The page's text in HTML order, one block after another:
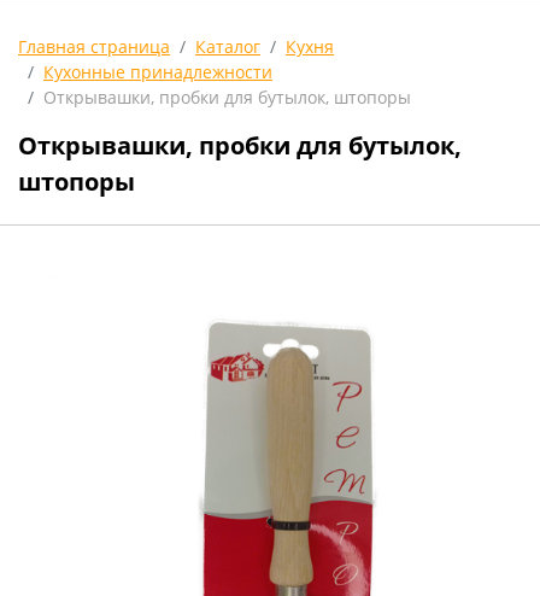
Главная страница Каталог
Кухня
Кухонные принадлежности
Открывашки, пробки для бутылок, штопоры
Открывашки, пробки для бутылок,
штопоры